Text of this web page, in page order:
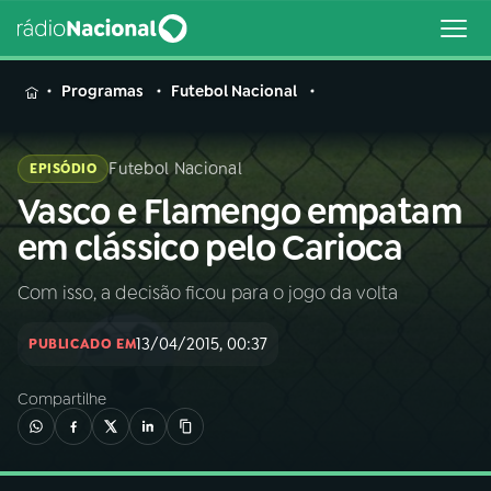
MENU
Buscar
na
Rádio
Nacional
Buscar
01INÍCIO
02A RÁDIO
Programas Futebol Nacional
EPISÓDIO Futebol Nacional
Vasco e Flamengo empatam
em clássico pelo Carioca
Com isso, a decisão ficou para o jogo da volta
PUBLICADO EM13/04/2015, 00:37
Compartilhe